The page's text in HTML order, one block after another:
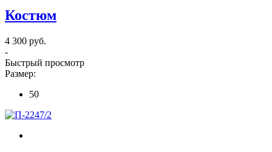
Костюм
4 300 руб.
-
Быстрый просмотр
Размер:
50